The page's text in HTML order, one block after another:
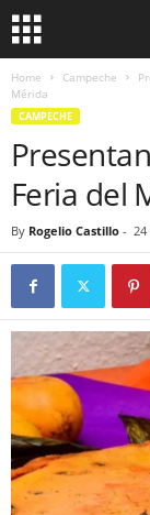
Home Campeche
Mérida
CAMPECHE
Feria del
By Rogelio Castillo - 24